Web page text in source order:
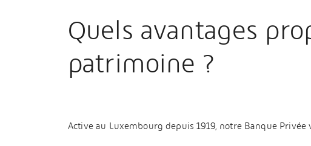
Quels avantages
patrimoine ?
Active au Luxembourg depuis 1919, notre Banque